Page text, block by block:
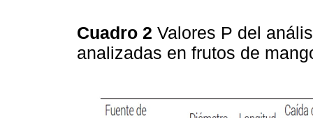
Cuadro 2 Valores P del
analizadas en frutos de